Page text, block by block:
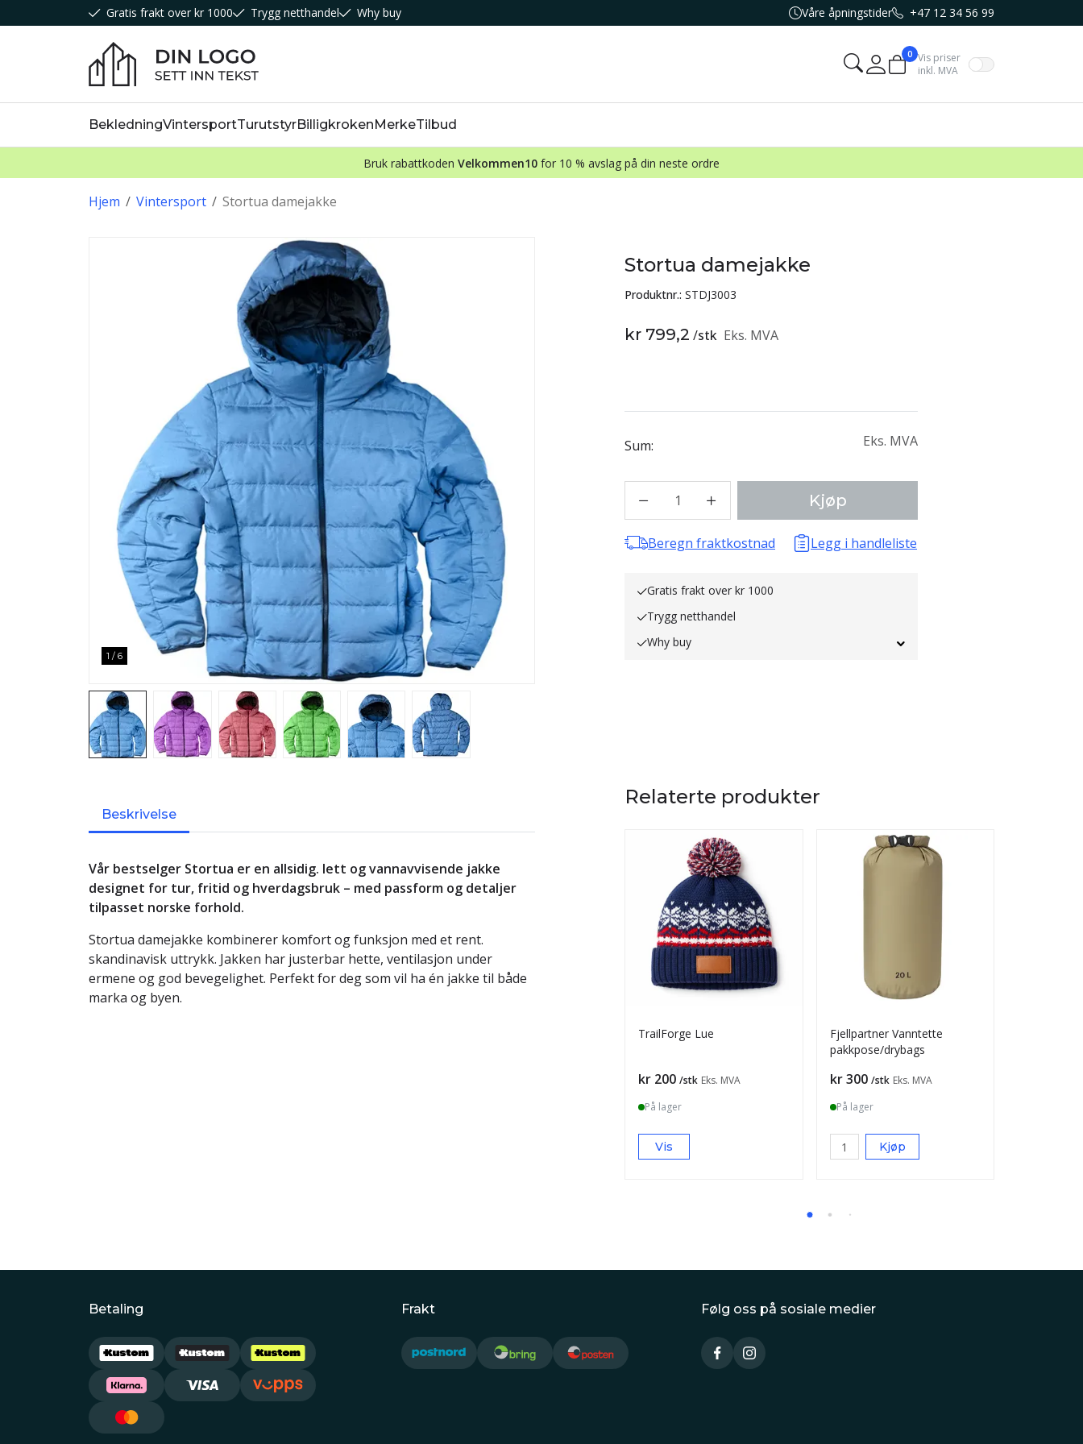
Gratis frakt over kr 1000 Trygg netthandel Why buy Våre åpningstider +47 12 34 56 99
Mine sider
0 Vis priser
inkl. MVA
BekledningVintersportTurutstyrBilligkrokenMerkeTilbud
Bruk rabattkoden Velkommen10 for 10 % avslag på din neste ordre
/
Hjem /
Vintersport Stortua damejakke
1 / 6
Stortua damejakke
Produktnr.: STDJ3003
kr 799,2 /stk Eks. MVA
Sum: Eks. MVA
1 Kjøp
Beregn fraktkostnad Legg i handleliste
Gratis frakt over kr 1000
Trygg netthandel
Why buy
Beskrivelse
Vår bestselger Stortua er en allsidig. lett og vannavvisende jakke
designet for tur, fritid og hverdagsbruk – med passform og detaljer
tilpasset norske forhold.
Stortua damejakke kombinerer komfort og funksjon med et rent.
skandinavisk uttrykk. Jakken har justerbar hette, ventilasjon under
ermene og god bevegelighet. Perfekt for deg som vil ha én jakke til både
marka og byen.
Relaterte produkter
TrailForge Lue
Pris
kr 200 /stk Eks. MVA
På lager
Vis
Fjellpartner Vanntette
pakkpose/drybags
Pris
kr 300 /stk Eks. MVA
På lager
Kjøp
Betaling Frakt Følg oss på sosiale medier